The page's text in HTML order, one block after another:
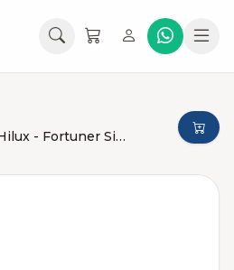
Llave VVDI tipo Toyota Hilux - Fortuner Sin chip